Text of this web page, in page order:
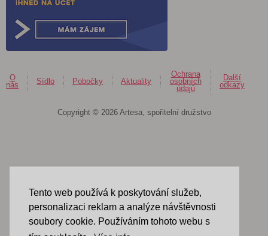
Tento web používá k poskytování služeb,
personalizaci reklam a analýze návštěvnosti
soubory cookie. Používáním tohoto webu s
O
nás
Sídlo Pobočky Aktuality
Ochrana
osobních
údajů
Další
odkazy
Copyright © 2026 Artesa, spořitelní družstvo